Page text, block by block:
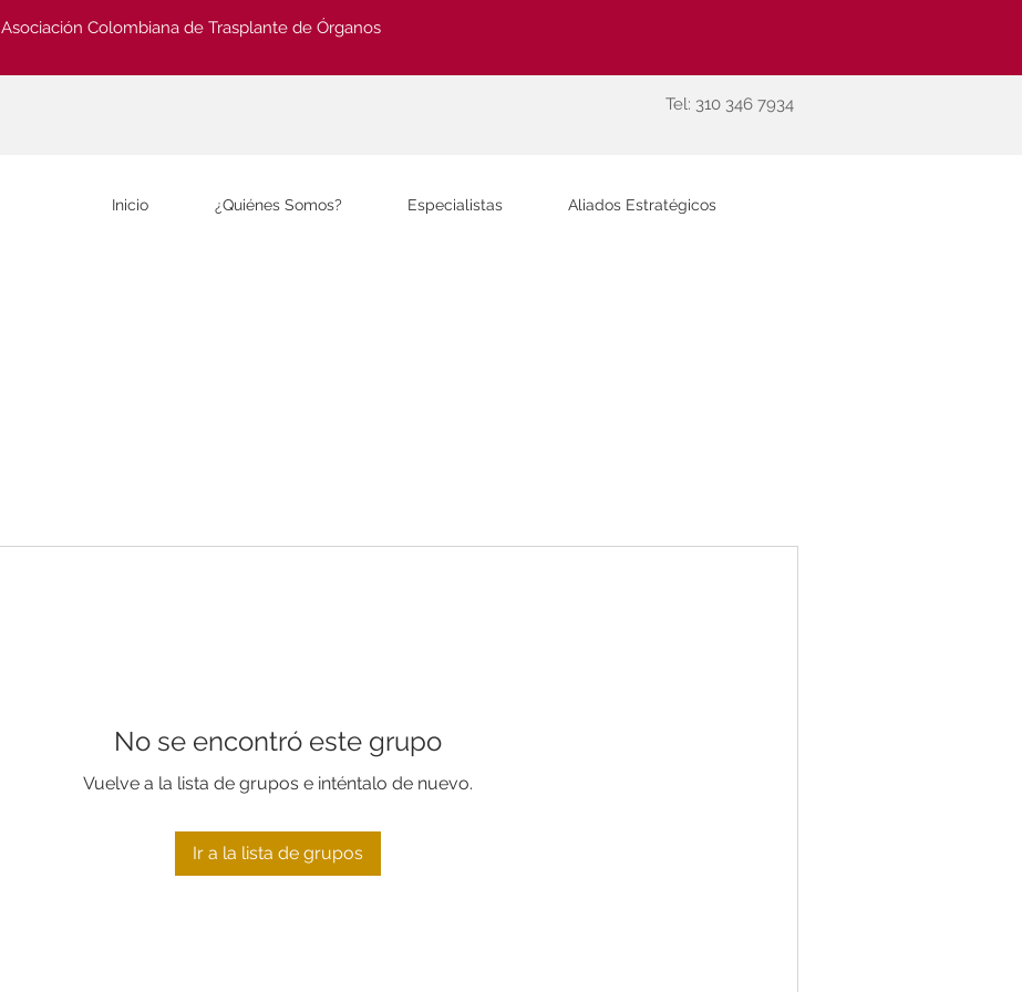
Asociación Colombiana de Trasplante de Órganos
Tel: 310 346 7934
Inicio ¿Quiénes Somos? Especialistas Aliados Estratégicos
No se encontró este grupo
Vuelve a la lista de grupos e inténtalo de nuevo.
Ir a la lista de grupos